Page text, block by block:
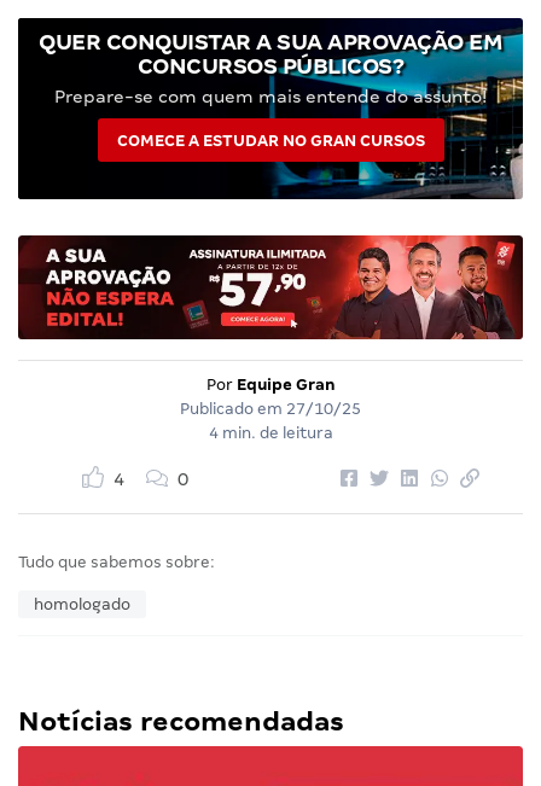
QUER CONQUISTAR A SUA APROVAÇÃO EM
CONCURSOS PÚBLICOS?
Prepare-se com quem mais entende do assunto!
COMECE A ESTUDAR NO GRAN CURSOS
Por Equipe Gran
Publicado em 27/10/25
4 min. de leitura
4 0
Tudo que sabemos sobre:
homologado
Notícias recomendadas